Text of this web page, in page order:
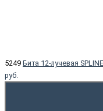
5249 Бита 12-лучевая
руб.